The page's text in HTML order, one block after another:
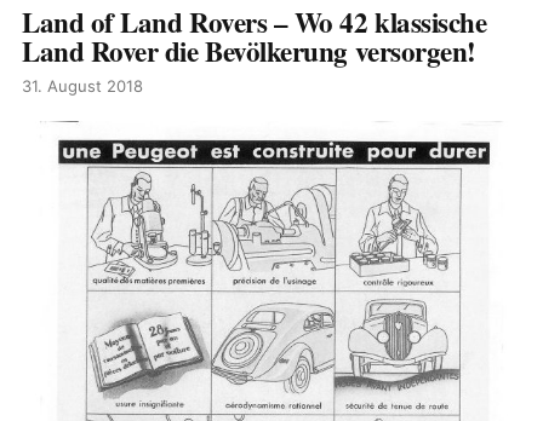
Land of Land Rovers – Wo 42 klassische
Land Rover die Bevölkerung versorgen!
31. August 2018